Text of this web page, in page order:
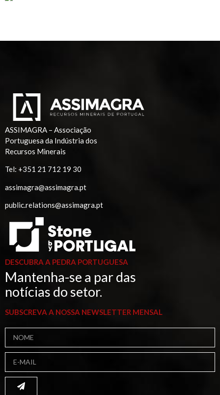
ASSIMAGRA – Associação
Portuguesa da Indústria dos
Recursos Minerais
Tel: +351 21 712 19 30
assimagra@assimagra.pt
public.relations@assimagra.pt
DESCUBRA A PEDRA PORTUGUESA
Mantenha-se a par das
notícias do setor.
SUBSCREVA A NOSSA NEWSLETTER MENSAL